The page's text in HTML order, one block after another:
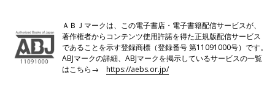
ＡＢＪマークは、この電子書店・電子書籍配信サービスが、
著作権者からコンテンツ使用許諾を得た正規版配信サービス
であることを示す登録商標（登録番号 第11091000号）です。
ABJマークの詳細、ABJマークを掲示しているサービスの一覧
はこちら→https://aebs.or.jp/